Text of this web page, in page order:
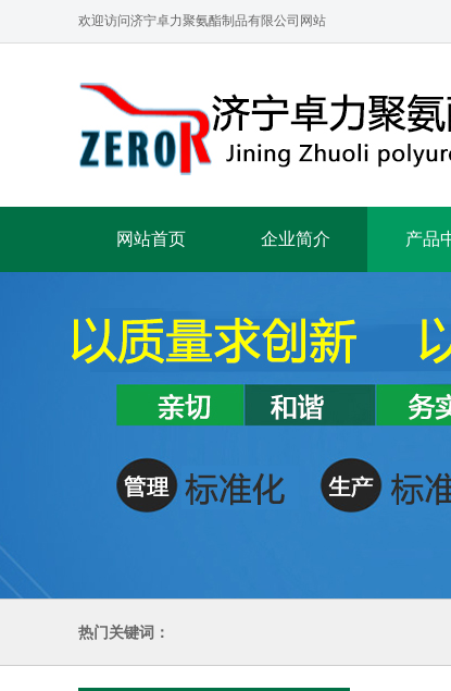
欢迎访问济宁卓力聚氨酯制品有限公司网站
网站首页 企业简介 产品
热门关键词：